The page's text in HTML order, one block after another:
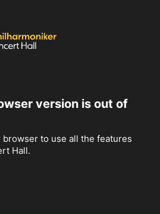
version is out of
browser to use all the features
Hall.